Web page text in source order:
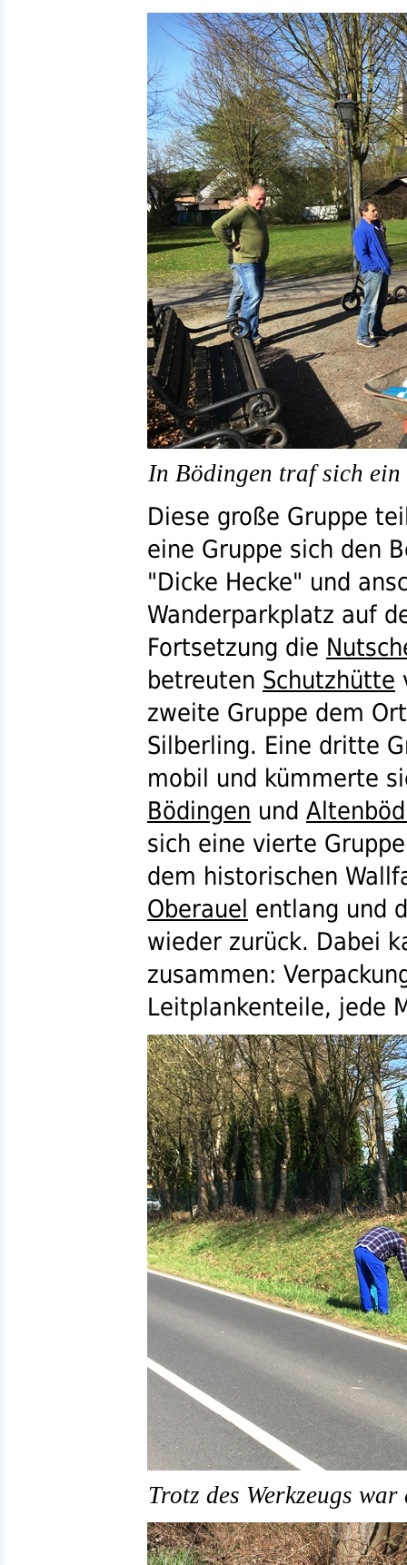
In Bödingen traf sich ein
Diese große Gruppe
eine Gruppe sich den
"Dicke Hecke" und
Wanderparkplatz auf
Fortsetzung die
betreuten Schutzhütte
zweite Gruppe dem
Silberling. Eine dritte
mobil und kümmerte
Bödingen und
sich eine vierte
dem historischen
Oberauel entlang und
wieder zurück. Dabei
zusammen:
Leitplankenteile, jede
Trotz des Werkzeugs